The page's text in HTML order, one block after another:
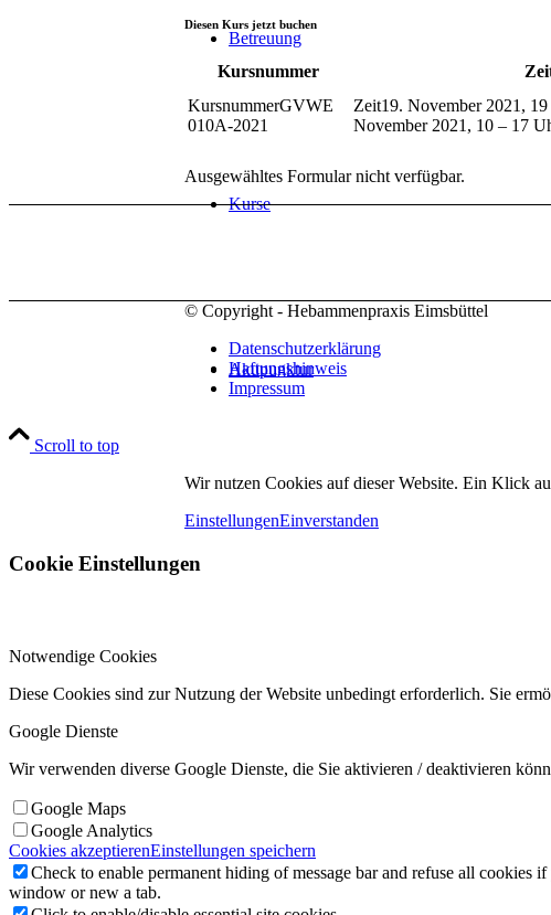
Betreuung
Kurse
Akupunktur
Kontakt
Menu Menu
Diesen Kurs jetzt buchen
Kursnummer
GVWE
010A-2021
19. November 2021,
November 2021, 10 – 17
Ausgewähltes Formular nicht verfügbar.
© Copyright - Hebammenpraxis Eimsbüttel
Datenschutzerklärung
Haftungshinweis
Impressum
Scroll to top
Wir nutzen Cookies auf dieser Website. Ein Klick
EinstellungenEinverstanden
Cookie Einstellungen
Notwendige Cookies
Diese Cookies sind zur Nutzung der Website unbedingt erforderlich. Sie
Google Dienste
Wir verwenden diverse Google Dienste, die Sie aktivieren / deaktivieren
Google Maps
Google Analytics
Cookies akzeptierenEinstellungen speichern
Check to enable permanent hiding of message bar and refuse all
window or new a tab.